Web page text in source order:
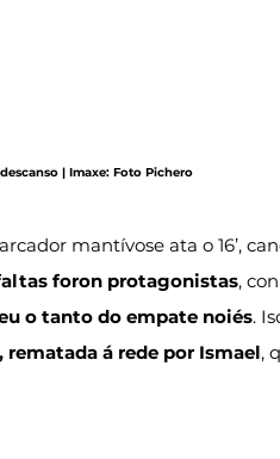
| Imaxe: Foto Pichero
mantívose ata o 16’,
foron protagonistas,
o tanto do empate noiés.
á rede por Ismael,